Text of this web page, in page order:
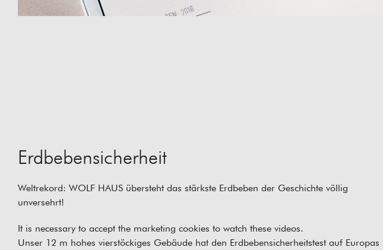
Erdbebensicherheit
Weltrekord: WOLF HAUS übersteht das stärkste Erdbeben der Geschichte völlig
unversehrt!
It is necessary to accept the marketing cookies to watch these videos.
Unser 12 m hohes vierstöckiges Gebäude hat den Erdbebensicherheitstest auf Europas